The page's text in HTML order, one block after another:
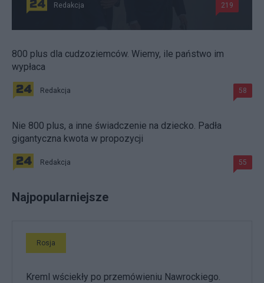
Redakcja 219
800 plus dla cudzoziemców. Wiemy, ile państwo im
wypłaca
Redakcja 58
Nie 800 plus, a inne świadczenie na dziecko. Padła
gigantyczna kwota w propozycji
Redakcja 55
Najpopularniejsze
Rosja
Kreml wściekły po przemówieniu Nawrockiego.